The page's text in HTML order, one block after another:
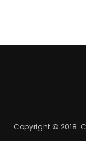
Copyright © 2018.